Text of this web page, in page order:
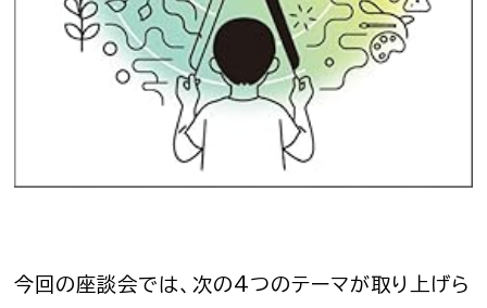
今回の座談会では、次の4つのテーマが取り上げら